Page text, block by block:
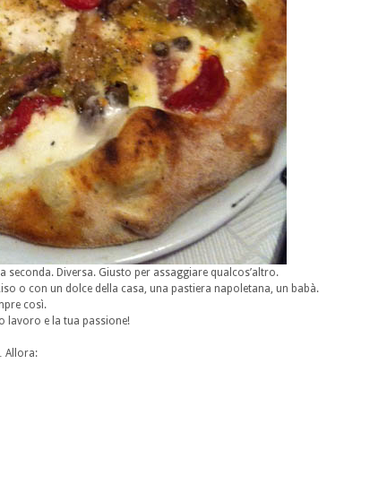
seconda. Diversa. Giusto per assaggiare qualcos’altro.
o con un dolce della casa, una pastiera napoletana, un babà.
così.
lavoro e la tua passione!
Allora: